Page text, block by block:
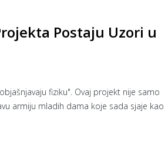
Postaju Uzori u
fiziku". Ovaj projekt nije samo
armiju mladih dama koje sada sjaje kao